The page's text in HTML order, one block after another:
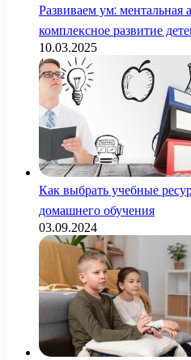
Развиваем ум: ментальная
комплексное развитие
10.03.2025
Как выбрать учебные
домашнего обучения
03.09.2024